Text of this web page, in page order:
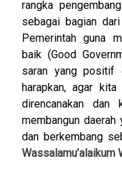
rangka
sebagai bagian
Pemerintah guna
baik (Good
saran yang positif
harapkan, agar
direncanakan dan
membangun
dan berkembang
Wassalamu’alaikum